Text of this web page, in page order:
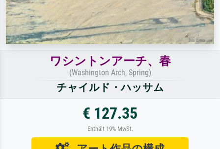
ワシントンアーチ、春
(Washington Arch, Spring)
チャイルド・ハッサム
€ 127.35
Enthält 19% MwSt.